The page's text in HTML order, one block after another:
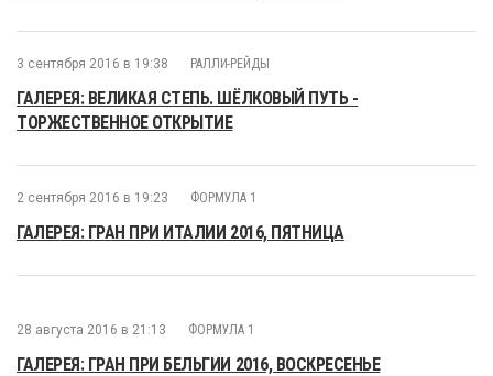
3 сентября 2016 в 19:38 РАЛЛИ-РЕЙДЫ
ГАЛЕРЕЯ: ВЕЛИКАЯ СТЕПЬ. ШЁЛКОВЫЙ ПУТЬ -
ТОРЖЕСТВЕННОЕ ОТКРЫТИЕ
2 сентября 2016 в 19:23 ФОРМУЛА 1
ГАЛЕРЕЯ: ГРАН ПРИ ИТАЛИИ 2016, ПЯТНИЦА
28 августа 2016 в 21:13 ФОРМУЛА 1
ГАЛЕРЕЯ: ГРАН ПРИ БЕЛЬГИИ 2016, ВОСКРЕСЕНЬЕ